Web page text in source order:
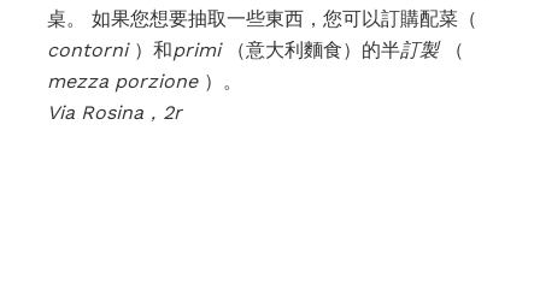
桌。 如果您想要抽取一些東西，您可以訂購配菜（
contorni）和primi（意大利麵食）的半訂製（
mezza porzione）。
Via Rosina，2r